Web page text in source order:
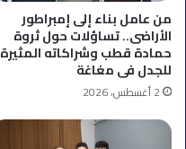
من عامل بناء إلى إمبراطور
الأراضى.. تساؤلات حول ثروة
حمادة قطب وشراكاته المثيرة
للجدل فى مغاغة
2 أغسطس، 2026